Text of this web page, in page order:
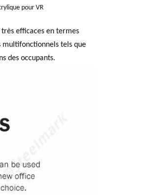
pour VR
efficaces en termes
multifonctionnels tels que
des occupants.